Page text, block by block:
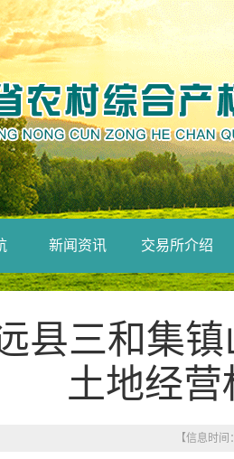
新闻资讯 交易所介绍
县三和集
土地经
【信息时